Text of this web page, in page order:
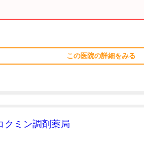
この医院の詳細をみる
クミン調剤薬局